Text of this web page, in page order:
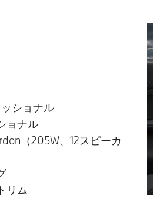
ショナル
ョナル
（205W、12スピーカ
リム